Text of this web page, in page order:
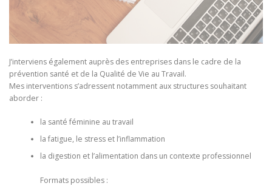
J’interviens également auprès des entreprises dans le cadre de la
prévention santé et de la Qualité de Vie au Travail.
Mes interventions s’adressent notamment aux structures souhaitant
aborder :
la santé féminine au travail
la fatigue, le stress et l’inflammation
la digestion et l’alimentation dans un contexte professionnel
Formats possibles :